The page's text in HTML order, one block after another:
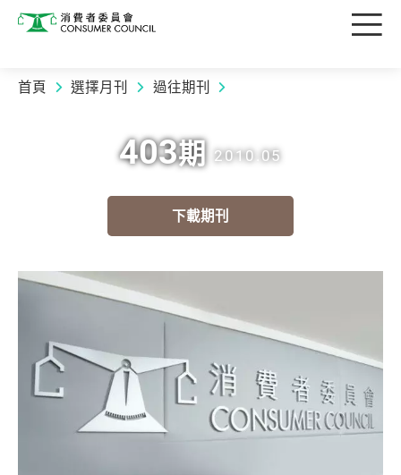
消費者委員會 目
首頁 選擇月刊 過往期刊
403期 2010.05
下載期刊